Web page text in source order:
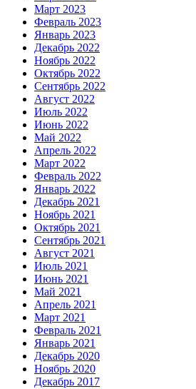
Март 2023
Февраль 2023
Январь 2023
Декабрь 2022
Ноябрь 2022
Октябрь 2022
Сентябрь 2022
Август 2022
Июль 2022
Июнь 2022
Май 2022
Апрель 2022
Март 2022
Февраль 2022
Январь 2022
Декабрь 2021
Ноябрь 2021
Октябрь 2021
Сентябрь 2021
Август 2021
Июль 2021
Июнь 2021
Май 2021
Апрель 2021
Март 2021
Февраль 2021
Январь 2021
Декабрь 2020
Ноябрь 2020
Декабрь 2017